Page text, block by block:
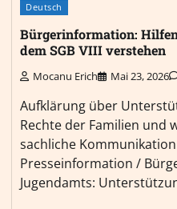
Deutsch
Bürgerinformation:
dem SGB VIII verstehen
Mocanu Erich Mai 23, 2026
Aufklärung über
Rechte der Familien und
sachliche
Presseinformation /
Jugendamts: